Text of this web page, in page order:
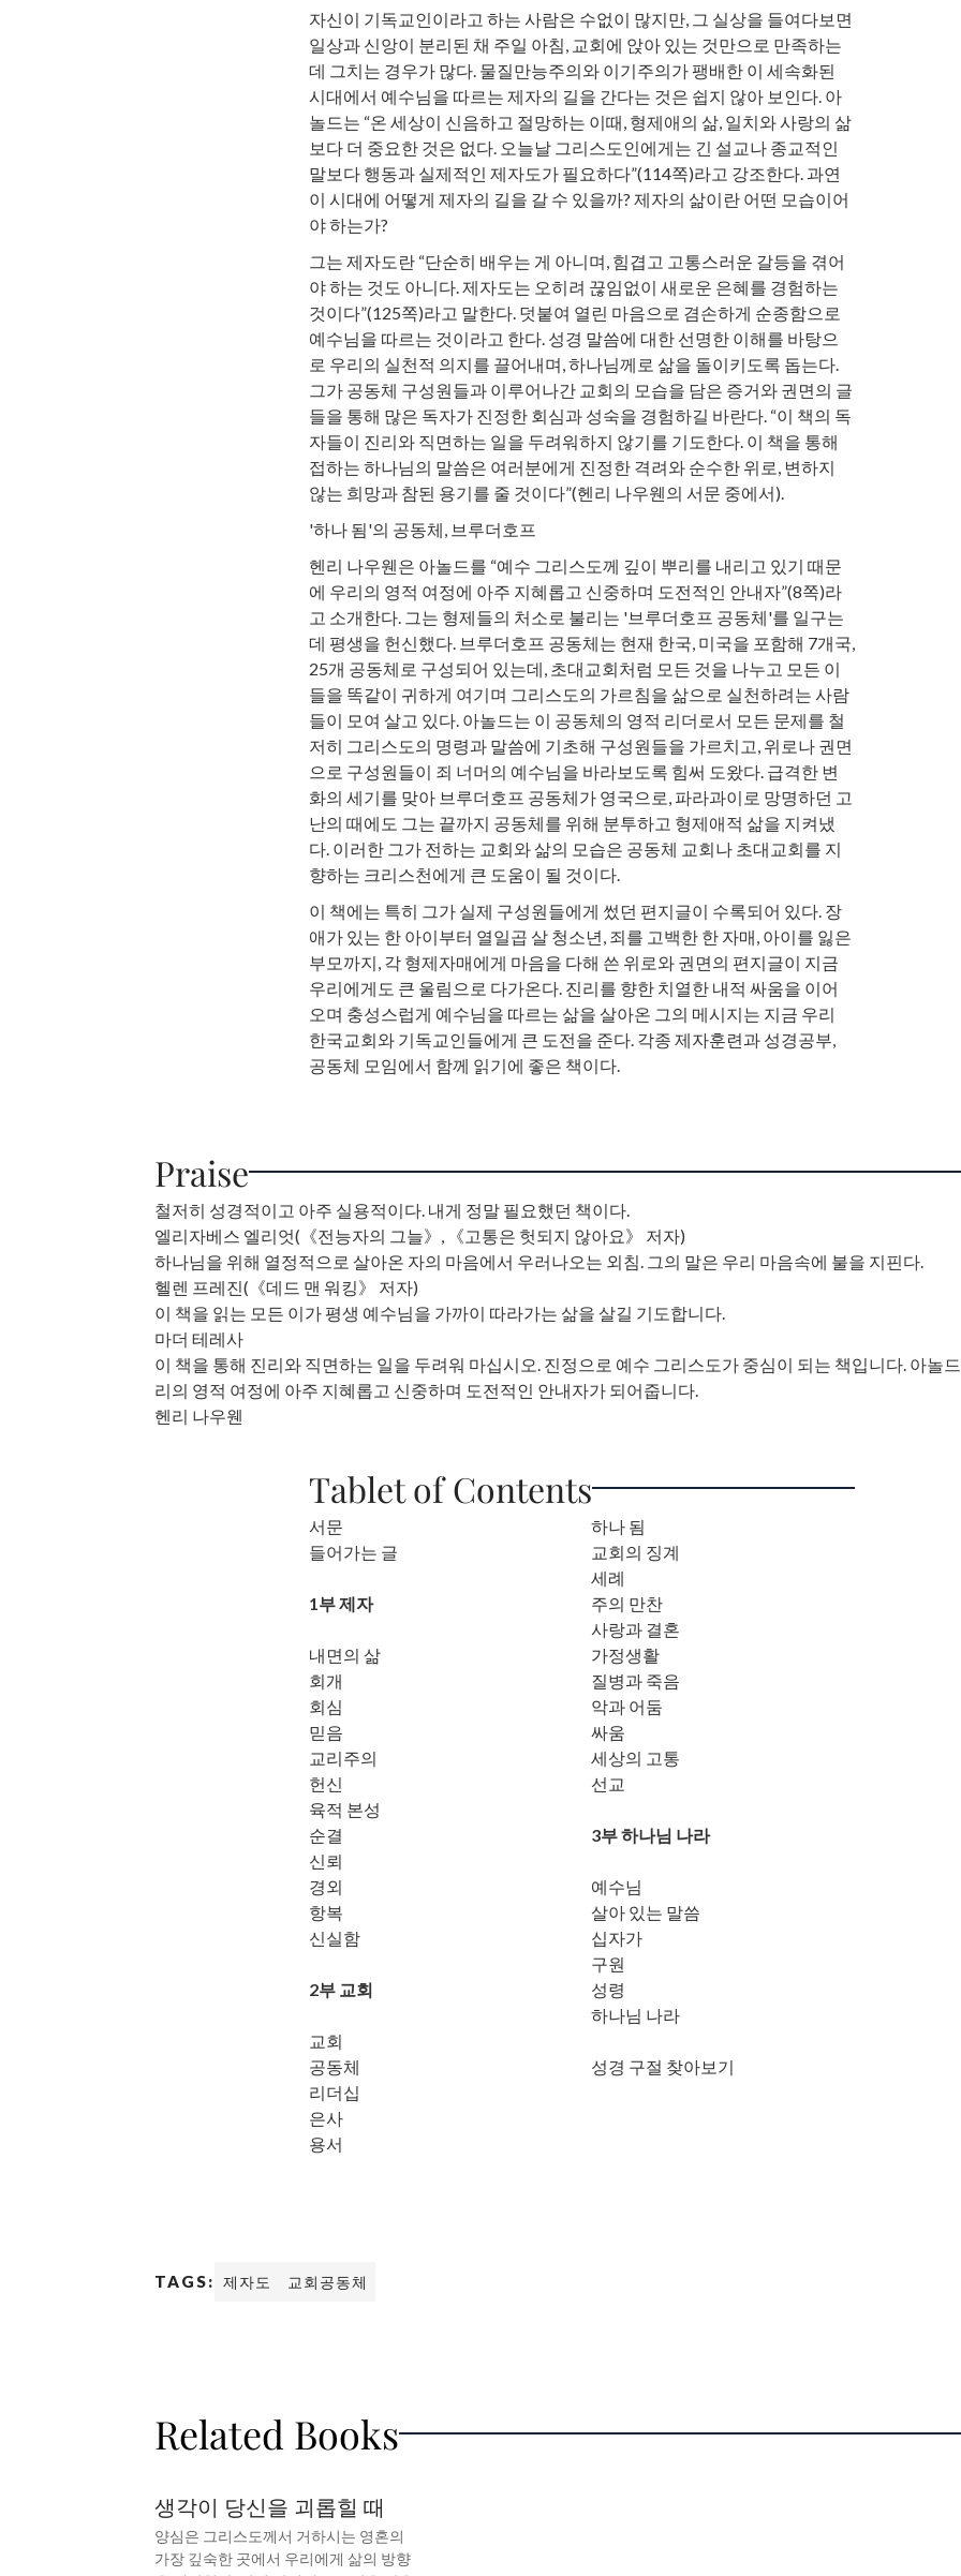
자신이 기독교인이라고 하는 사람은 수없이 많지만, 그 실상을 들여다보면
일상과 신앙이 분리된 채 주일 아침, 교회에 앉아 있는 것만으로 만족하는
데 그치는 경우가 많다. 물질만능주의와 이기주의가 팽배한 이 세속화된
시대에서 예수님을 따르는 제자의 길을 간다는 것은 쉽지 않아 보인다. 아
놀드는 “온 세상이 신음하고 절망하는 이때, 형제애의 삶, 일치와 사랑의 삶
보다 더 중요한 것은 없다. 오늘날 그리스도인에게는 긴 설교나 종교적인
말보다 행동과 실제적인 제자도가 필요하다”(114쪽)라고 강조한다. 과연
이 시대에 어떻게 제자의 길을 갈 수 있을까? 제자의 삶이란 어떤 모습이어
야 하는가?
그는 제자도란 “단순히 배우는 게 아니며, 힘겹고 고통스러운 갈등을 겪어
야 하는 것도 아니다. 제자도는 오히려 끊임없이 새로운 은혜를 경험하는
것이다”(125쪽)라고 말한다. 덧붙여 열린 마음으로 겸손하게 순종함으로
예수님을 따르는 것이라고 한다. 성경 말씀에 대한 선명한 이해를 바탕으
로 우리의 실천적 의지를 끌어내며, 하나님께로 삶을 돌이키도록 돕는다.
그가 공동체 구성원들과 이루어나간 교회의 모습을 담은 증거와 권면의 글
들을 통해 많은 독자가 진정한 회심과 성숙을 경험하길 바란다. “이 책의 독
자들이 진리와 직면하는 일을 두려워하지 않기를 기도한다. 이 책을 통해
접하는 하나님의 말씀은 여러분에게 진정한 격려와 순수한 위로, 변하지
않는 희망과 참된 용기를 줄 것이다”(헨리 나우웬의 서문 중에서).
'하나 됨'의 공동체, 브루더호프
헨리 나우웬은 아놀드를 “예수 그리스도께 깊이 뿌리를 내리고 있기 때문
에 우리의 영적 여정에 아주 지혜롭고 신중하며 도전적인 안내자”(8쪽)라
고 소개한다. 그는 형제들의 처소로 불리는 '브루더호프 공동체'를 일구는
데 평생을 헌신했다. 브루더호프 공동체는 현재 한국, 미국을 포함해 7개국,
25개 공동체로 구성되어 있는데, 초대교회처럼 모든 것을 나누고 모든 이
들을 똑같이 귀하게 여기며 그리스도의 가르침을 삶으로 실천하려는 사람
들이 모여 살고 있다. 아놀드는 이 공동체의 영적 리더로서 모든 문제를 철
저히 그리스도의 명령과 말씀에 기초해 구성원들을 가르치고, 위로나 권면
으로 구성원들이 죄 너머의 예수님을 바라보도록 힘써 도왔다. 급격한 변
화의 세기를 맞아 브루더호프 공동체가 영국으로, 파라과이로 망명하던 고
난의 때에도 그는 끝까지 공동체를 위해 분투하고 형제애적 삶을 지켜냈
다. 이러한 그가 전하는 교회와 삶의 모습은 공동체 교회나 초대교회를 지
향하는 크리스천에게 큰 도움이 될 것이다.
이 책에는 특히 그가 실제 구성원들에게 썼던 편지글이 수록되어 있다. 장
애가 있는 한 아이부터 열일곱 살 청소년, 죄를 고백한 한 자매, 아이를 잃은
부모까지, 각 형제자매에게 마음을 다해 쓴 위로와 권면의 편지글이 지금
우리에게도 큰 울림으로 다가온다. 진리를 향한 치열한 내적 싸움을 이어
오며 충성스럽게 예수님을 따르는 삶을 살아온 그의 메시지는 지금 우리
한국교회와 기독교인들에게 큰 도전을 준다. 각종 제자훈련과 성경공부,
공동체 모임에서 함께 읽기에 좋은 책이다.
Praise
철저히 성경적이고 아주 실용적이다. 내게 정말 필요했던 책이다.
엘리자베스 엘리엇(《전능자의 그늘》, 《고통은 헛되지 않아요》 저자)
하나님을 위해 열정적으로 살아온 자의 마음에서 우러나오는 외침. 그의 말은 우리 마음속에 불을 지핀다.
헬렌 프레진(《데드 맨 워킹》 저자)
이 책을 읽는 모든 이가 평생 예수님을 가까이 따라가는 삶을 살길 기도합니다.
마더 테레사
이 책을 통해 진리와 직면하는 일을 두려워 마십시오. 진정으로 예수 그리스도가 중심이 되는 책입니다. 아놀
리의 영적 여정에 아주 지혜롭고 신중하며 도전적인 안내자가 되어줍니다.
헨리 나우웬
Tablet of Contents
서문
들어가는 글
1부 제자
내면의 삶
회개
회심
믿음
교리주의
헌신
육적 본성
순결
신뢰
경외
항복
신실함
2부 교회
교회
공동체
리더십
은사
용서
하나 됨
교회의 징계
세례
주의 만찬
사랑과 결혼
가정생활
질병과 죽음
악과 어둠
싸움
세상의 고통
선교
3부 하나님 나라
예수님
살아 있는 말씀
십자가
구원
성령
하나님 나라
성경 구절 찾아보기
TAGS: 제자도 교회공동체
Related Books
생각이 당신을 괴롭힐 때
양심은 그리스도께서 거하시는 영혼의
가장 깊숙한 곳에서 우리에게 삶의 방향